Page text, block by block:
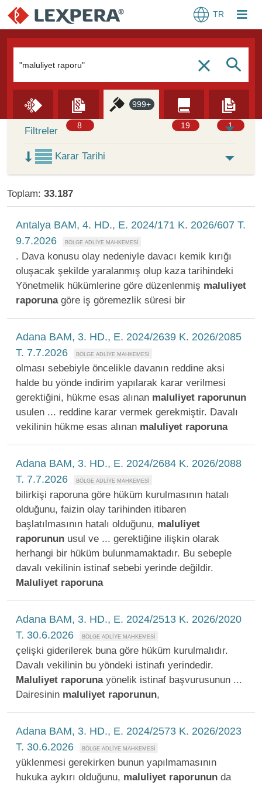
TR
c S
8
999+
19 1
Skip to Search Results
Filtreler
Karar Tarihi
Toplam: 33.187
Antalya BAM, 4. HD., E. 2024/171 K. 2026/607 T.
9.7.2026
. Dava konusu olay nedeniyle davacı kemik kırığı
oluşacak şekilde yaralanmış olup kaza tarihindeki
Yönetmelik hükümlerine göre düzenlenmiş maluliyet
raporunagöre iş göremezlik süresi bir
Adana BAM, 3. HD., E. 2024/2639 K. 2026/2085
T. 7.7.2026
olması sebebiyle öncelikle davanın reddine aksi
halde bu yönde indirim yapılarak karar verilmesi
gerektiğini, hükme esas alınan maluliyet raporunun
usulen ... reddine karar vermek gerekmiştir. Davalı
vekilinin hükme esas alınan maluliyet raporuna
Adana BAM, 3. HD., E. 2024/2684 K. 2026/2088
T. 7.7.2026
bilirkişi raporuna göre hüküm kurulmasının hatalı
olduğunu, faizin olay tarihinden itibaren
başlatılmasının hatalı olduğunu, maluliyet
raporunun usul ve ... gerektiğine ilişkin olarak
herhangi bir hüküm bulunmamaktadır. Bu sebeple
davalı vekilinin istinaf sebebi yerinde değildir.
Maluliyet raporuna
Adana BAM, 3. HD., E. 2024/2513 K. 2026/2020
T. 30.6.2026
çelişki giderilerek buna göre hüküm kurulmalıdır.
Davalı vekilinin bu yöndeki istinafı yerindedir.
Maluliyet raporunayönelik istinaf başvurusunun ...
Dairesinin maluliyet raporunun,
Adana BAM, 3. HD., E. 2024/2573 K. 2026/2023
T. 30.6.2026
yüklenmesi gerekirken bunun yapılmamasının
hukuka aykırı olduğunu, maluliyet raporunun da